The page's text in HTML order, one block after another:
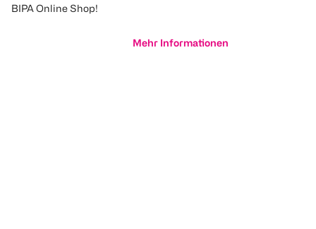
BIPA Online Shop!
Mehr Informationen